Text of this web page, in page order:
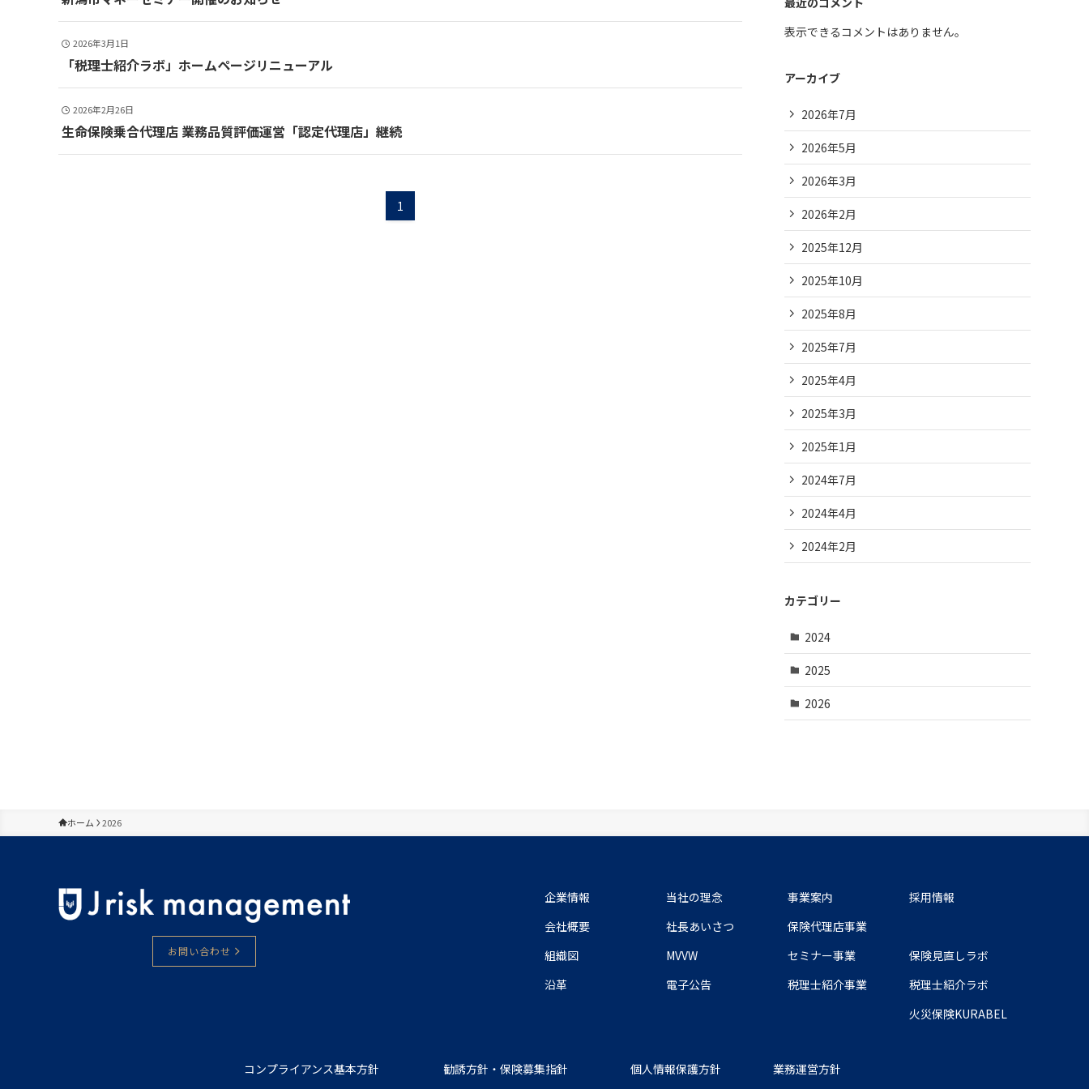
2026年3月1日
「税理士紹介ラボ」ホームページリニューアル
2026年2月26日
生命保険乗合代理店 業務品質評価運営「認定代理店」継続
1
表示できるコメントはありません。
アーカイブ
2026年7月
2026年5月
2026年3月
2026年2月
2025年12月
2025年10月
2025年8月
2025年7月
2025年4月
2025年3月
2025年1月
2024年7月
2024年4月
2024年2月
カテゴリー
2024
2025
2026
ホーム 2026
お問い合わせ
企業情報
会社概要
組織図
沿革
当社の理念
社長あいさつ
MVVW
電子公告
事業案内
保険代理店事業
セミナー事業
税理士紹介事業
採用情報
保険見直しラボ
税理士紹介ラボ
火災保険KURABEL
コンプライアンス基本方針 勧誘方針・ 保険募集指針 個人情報保護方針 業務運営方針